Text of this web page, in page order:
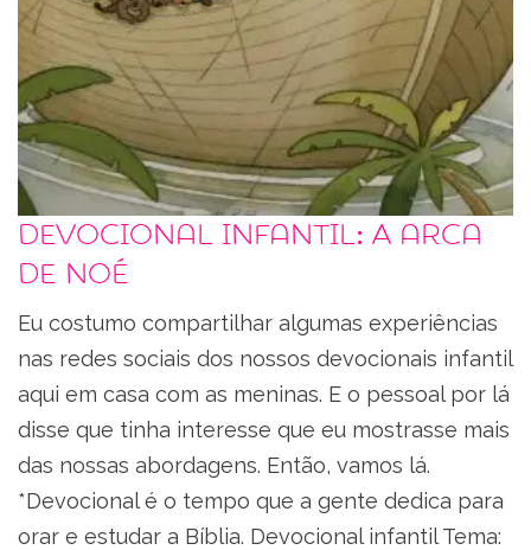
Devocional infantil: A arca
de Noé
Eu costumo compartilhar algumas experiências
nas redes sociais dos nossos devocionais infantil
aqui em casa com as meninas. E o pessoal por lá
disse que tinha interesse que eu mostrasse mais
das nossas abordagens. Então, vamos lá.
*Devocional é o tempo que a gente dedica para
orar e estudar a Bíblia. Devocional infantil Tema: